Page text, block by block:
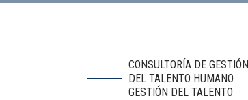
CONSULTORÍA DE GESTIÓN
DEL TALENTO HUMANO
GESTIÓN DEL TALENTO